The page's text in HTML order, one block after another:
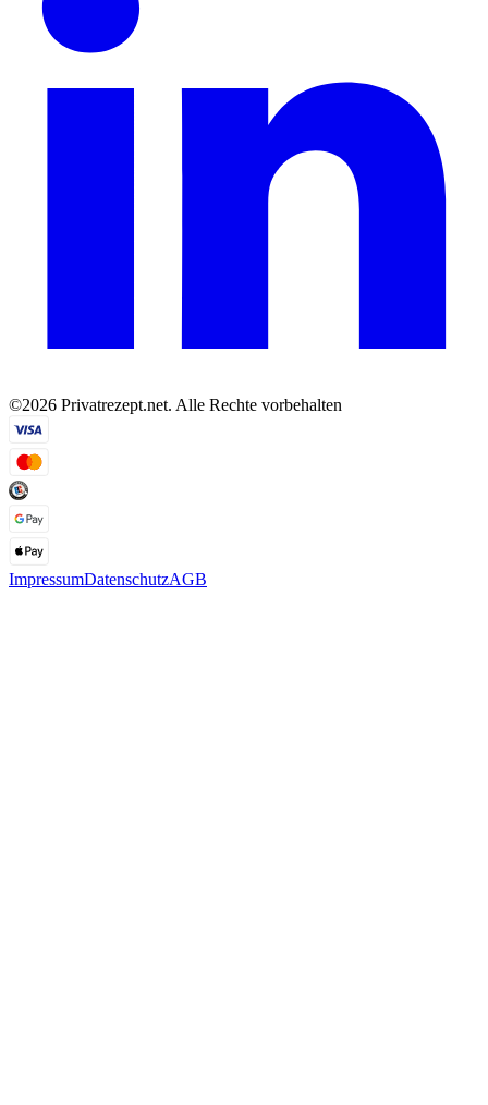
©2026 Privatrezept.net. Alle Rechte vorbehalten
ImpressumDatenschutzAGB